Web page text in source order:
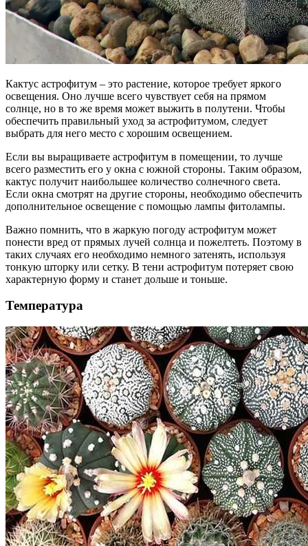
Кактус астрофитум – это растение, которое требует яркого
освещения. Оно лучше всего чувствует себя на прямом
солнце, но в то же время может выжить в полутени. Чтобы
обеспечить правильный уход за астрофитумом, следует
выбрать для него место с хорошим освещением.
Если вы выращиваете астрофитум в помещении, то лучше
всего разместить его у окна с южной стороны. Таким образом,
кактус получит наибольшее количество солнечного света.
Если окна смотрят на другие стороны, необходимо обеспечить
дополнительное освещение с помощью лампы фитолампы.
Важно помнить, что в жаркую погоду астрофитум может
понести вред от прямых лучей солнца и пожелтеть. Поэтому в
таких случаях его необходимо немного затенять, используя
тонкую шторку или сетку. В тени астрофитум потеряет свою
характерную форму и станет дольше и тоньше.
Температура